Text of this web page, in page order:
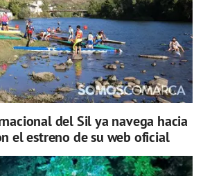
del Sil ya navega hacia
el estreno de su web oficial